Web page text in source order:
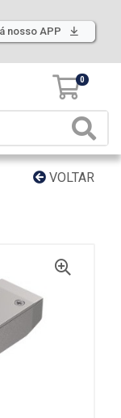
nosso APP
0
VOLTAR